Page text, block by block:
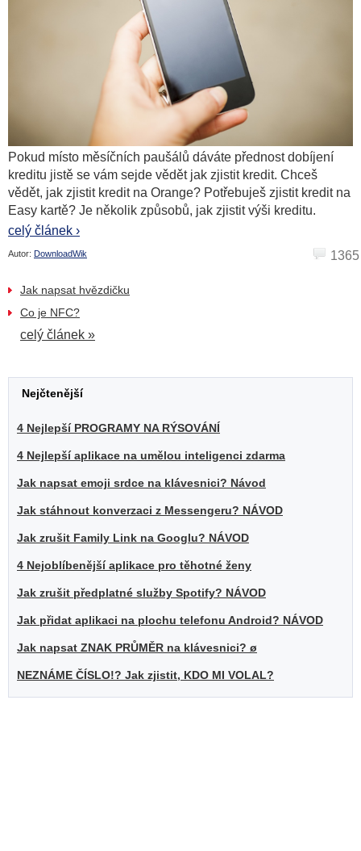
Nejčtenější
4 Nejlepší PROGRAMY NA RÝSOVÁNÍ
4 Nejlepší aplikace na umělou inteligenci zdarma
Jak napsat emoji srdce na klávesnici? Návod
Jak stáhnout konverzaci z Messengeru? NÁVOD
Jak zrušit Family Link na Googlu? NÁVOD
4 Nejoblíbenější aplikace pro těhotné ženy
Jak zrušit předplatné služby Spotify? NÁVOD
Jak přidat aplikaci na plochu telefonu Android? NÁVOD
Jak napsat ZNAK PRŮMĚR na klávesnici? ø
NEZNÁME ČÍSLO!? Jak zjistit, KDO MI VOLAL?
Pokud místo měsíčních paušálů dáváte přednost dobíjení
kreditu jistě se vám sejde vědět jak zjistit kredit. Chceš
vědět, jak zjistit kredit na Orange? Potřebuješ zjistit kredit na
Easy kartě? Je několik způsobů, jak zjistit výši kreditu.
celý článek ›
Autor: DownloadWik 1365
Jak napsat hvězdičku
Co je NFC?
celý článek »